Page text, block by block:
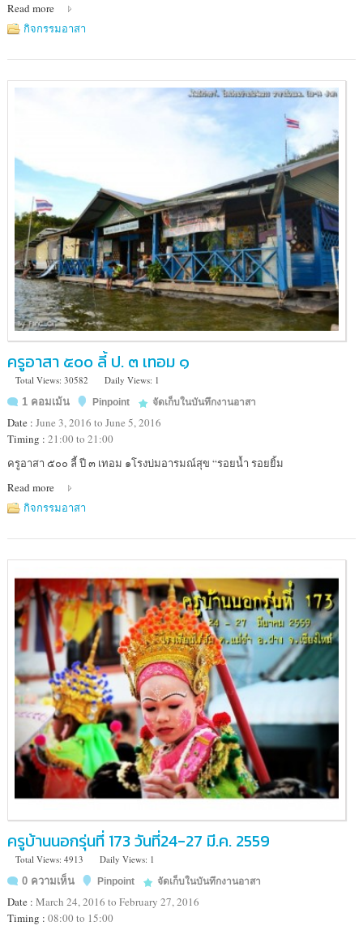
ปฏิบัติ
ธรรม
84
พรรษา
หนอง
อ.แก่ง
แมว
จ.จันทบุรี
Read more
กิจกรรมอาสา
ครูอาสา ๕๐๐ ลี้ ป. ๓ เทอม ๑
Total Views: 30582
Daily Views: 1
1 คอมเม้น
Pinpoint จัดเก็บในบันทึกงานอาสา
Date : June 3, 2016 to June 5, 2016
Timing : 21:00 to 21:00
Location
โรงเรียน
บ้าน
จัดสรร
(สาขา
แพ)
อำเภอ
จังหวัด
ลำพูน
ครูอาสา ๕๐๐ ลี้ ปี ๓ เทอม ๑โรงบ่มอารมณ์สุข “รอยน้ำ รอยยิ้ม
Read more
กิจกรรมอาสา
ครูบ้านนอกรุ่นที่ 173 วันที่24-27 มี.ค. 2559
Total Views: 4913
Daily Views: 1
0 ความเห็น
Pinpoint จัดเก็บในบันทึกงานอาสา
Date : March 24, 2016 to February 27, 2016
Timing : 08:00 to 15:00